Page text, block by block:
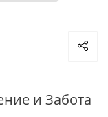
и Забота